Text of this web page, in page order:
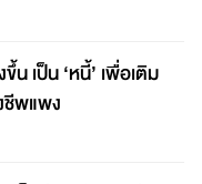
เป็น ‘หนี้’ เพื่อเติม
ชีพแพง